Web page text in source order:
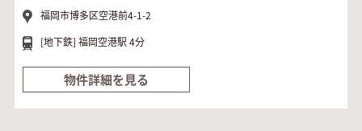
福岡市博多区空港前4-1-2
[地下鉄] 福岡空港駅 4分
物件詳細を見る